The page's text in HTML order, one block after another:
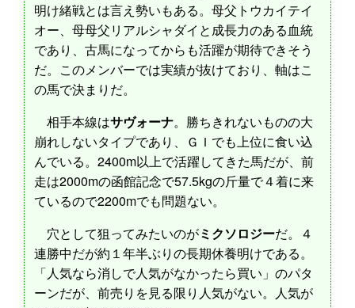
明け緒戦とは言え勢いもある。母父トウカイテイ
オー、母母父リアルシャダイと成長力のある血統
であり、古馬になってからも活躍が期待できそう
だ。このメンバーでは実績が抜けており、軸はこ
の馬で決まりだ。
相手本線はサヴォーナ。勝ちきれないものの大
崩れしないタイプであり、ＧＩでも上位に食い込
んでいる。2400m以上で活躍してきた馬だが、前
走は2000mの函館記念で57.5kgの斤量で４着に来
ているので2200mでも問題ない。
穴として狙ってみたいのがミクソロジーだ。４
連勝中だが約１年半ぶりの長期休養明けである。
「人気なら消しで人気がなかったら買い」のパタ
ーンだが、前売りを見る限り人気がない。人気が